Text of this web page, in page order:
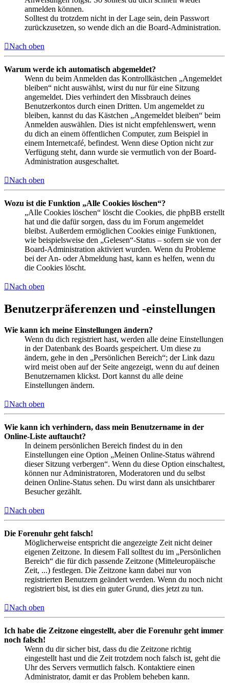
anmelden können.
Solltest du trotzdem nicht in der Lage sein, dein Passwort
zurückzusetzen, so wende dich an die Board-Administration.
Nach oben
Warum werde ich automatisch abgemeldet?
Wenn du beim Anmelden das Kontrollkästchen „Angemeldet
bleiben“ nicht auswählst, wirst du nur für eine Sitzung
angemeldet. Dies verhindert den Missbrauch deines
Benutzerkontos durch einen Dritten. Um angemeldet zu
bleiben, kannst du das Kästchen „Angemeldet bleiben“ beim
Anmelden auswählen. Dies ist nicht empfehlenswert, wenn
du dich an einem öffentlichen Computer, zum Beispiel in
einem Internetcafé, befindest. Wenn diese Option nicht zur
Verfügung steht, dann wurde sie vermutlich von der Board-
Administration ausgeschaltet.
Nach oben
Wozu ist die Funktion „Alle Cookies löschen“?
„Alle Cookies löschen“ löscht die Cookies, die phpBB erstellt
hat und die dafür sorgen, dass du im Forum angemeldet
bleibst. Außerdem ermöglichen Cookies einige Funktionen,
wie beispielsweise den „Gelesen“-Status – sofern sie von der
Board-Administration aktiviert wurden. Wenn du Probleme
bei der An- oder Abmeldung hast, kann es helfen, wenn du
die Cookies löscht.
Nach oben
Benutzerpräferenzen und -einstellungen
Wie kann ich meine Einstellungen ändern?
Wenn du dich registriert hast, werden alle deine Einstellungen
in der Datenbank des Boards gespeichert. Um diese zu
ändern, gehe in den „Persönlichen Bereich“; der Link dazu
wird meist oben auf der Seite angezeigt, wenn du auf deinen
Benutzernamen klickst. Dort kannst du alle deine
Einstellungen ändern.
Nach oben
Wie kann ich verhindern, dass mein Benutzername in der
Online-Liste auftaucht?
In deinem persönlichen Bereich findest du in den
Einstellungen eine Option „Meinen Online-Status während
dieser Sitzung verbergen“. Wenn du diese Option einschaltest,
können nur Administratoren, Moderatoren und du selbst
deinen Online-Status sehen. Du wirst dann als unsichtbarer
Besucher gezählt.
Nach oben
Die Forenuhr geht falsch!
Möglicherweise entspricht die angezeigte Zeit nicht deiner
eigenen Zeitzone. In diesem Fall solltest du im „Persönlichen
Bereich“ die für dich passende Zeitzone (Mitteleuropäische
Zeit, ...) festlegen. Die Zeitzone kann dabei nur von
registrierten Benutzern geändert werden. Wenn du noch nicht
registriert bist, ist dies ein guter Grund, dies jetzt zu tun.
Nach oben
Ich habe die Zeitzone eingestellt, aber die Forenuhr geht immer
noch falsch!
Wenn du dir sicher bist, dass du die Zeitzone richtig
eingestellt hast und die Zeit trotzdem noch falsch ist, geht die
Uhr des Servers vermutlich falsch. Kontaktiere einen
Administrator, damit er das Problem beheben kann.